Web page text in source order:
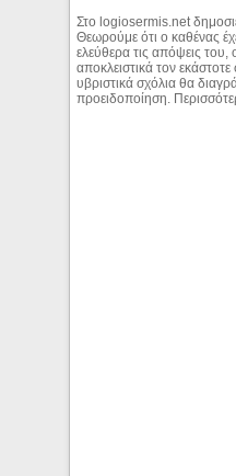
Στο logiosermis.net
Θεωρούμε ότι ο καθένας
ελεύθερα τις απόψεις του,
αποκλειστικά τον
υβριστικά σχόλια θα
προειδοποίηση.